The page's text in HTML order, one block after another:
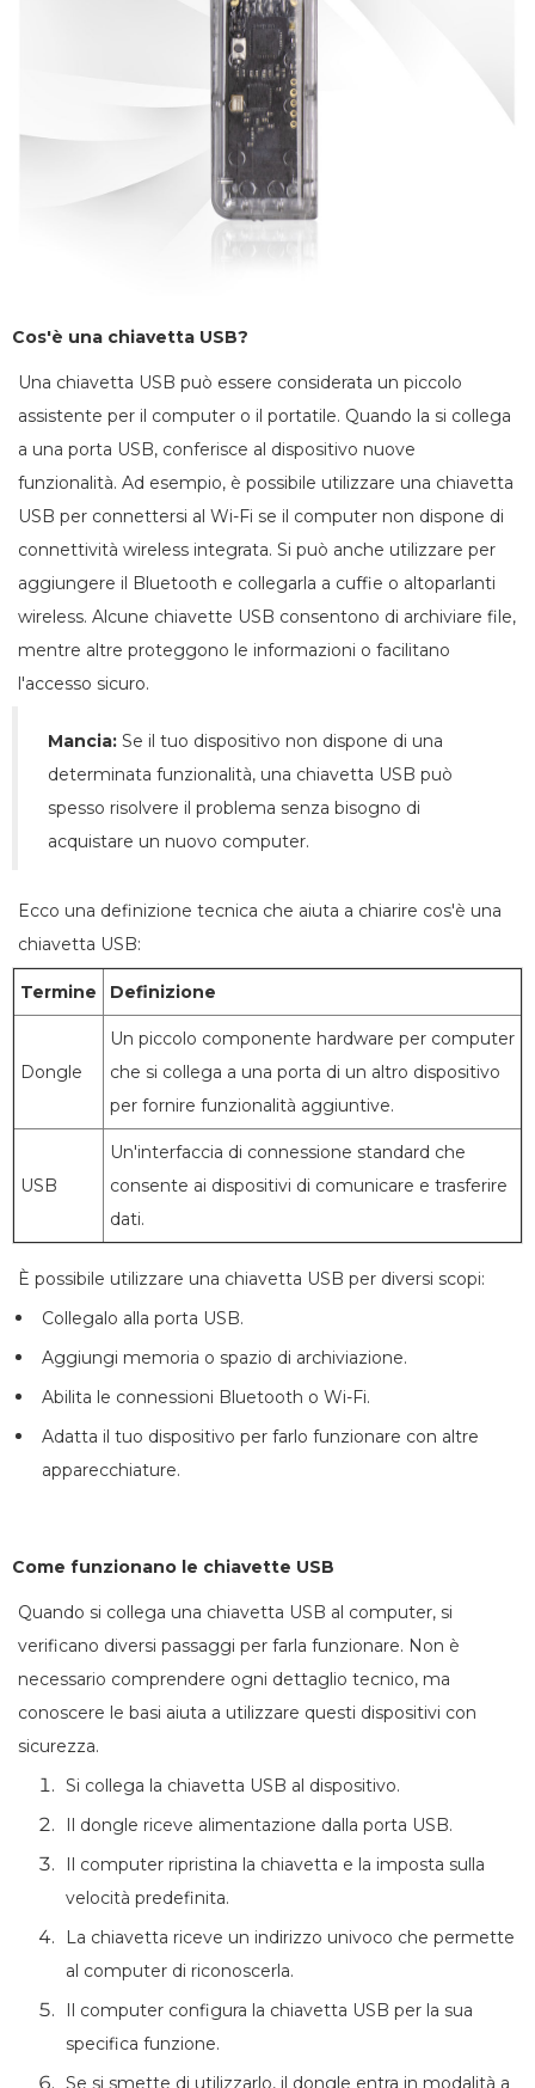
Cos'è una chiavetta USB?
Una chiavetta USB può essere considerata un piccolo
assistente per il computer o il portatile. Quando la si collega
a una porta USB, conferisce al dispositivo nuove
funzionalità. Ad esempio, è possibile utilizzare una chiavetta
USB per connettersi al Wi-Fi se il computer non dispone di
connettività wireless integrata. Si può anche utilizzare per
aggiungere il Bluetooth e collegarla a cuffie o altoparlanti
wireless. Alcune chiavette USB consentono di archiviare file,
mentre altre proteggono le informazioni o facilitano
l'accesso sicuro.
Mancia: Se il tuo dispositivo non dispone di una
determinata funzionalità, una chiavetta USB può
spesso risolvere il problema senza bisogno di
acquistare un nuovo computer.
Ecco una definizione tecnica che aiuta a chiarire cos'è una
chiavetta USB:
Termine Definizione
Dongle
Un piccolo componente hardware per computer
che si collega a una porta di un altro dispositivo
per fornire funzionalità aggiuntive.
USB
Un'interfaccia di connessione standard che
consente ai dispositivi di comunicare e trasferire
dati.
È possibile utilizzare una chiavetta USB per diversi scopi:
Collegalo alla porta USB.
Aggiungi memoria o spazio di archiviazione.
Abilita le connessioni Bluetooth o Wi-Fi.
Adatta il tuo dispositivo per farlo funzionare con altre
apparecchiature.
Come funzionano le chiavette USB
Quando si collega una chiavetta USB al computer, si
verificano diversi passaggi per farla funzionare. Non è
necessario comprendere ogni dettaglio tecnico, ma
conoscere le basi aiuta a utilizzare questi dispositivi con
sicurezza.
Si collega la chiavetta USB al dispositivo.
Il dongle riceve alimentazione dalla porta USB.
Il computer ripristina la chiavetta e la imposta sulla
velocità predefinita.
La chiavetta riceve un indirizzo univoco che permette
al computer di riconoscerla.
Il computer configura la chiavetta USB per la sua
specifica funzione.
Se si smette di utilizzarlo, il dongle entra in modalità a